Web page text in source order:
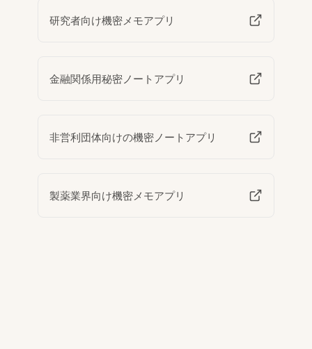
研究者向け機密メモアプリ
金融関係用秘密ノートアプリ
非営利団体向けの機密ノートアプリ
製薬業界向け機密メモアプリ